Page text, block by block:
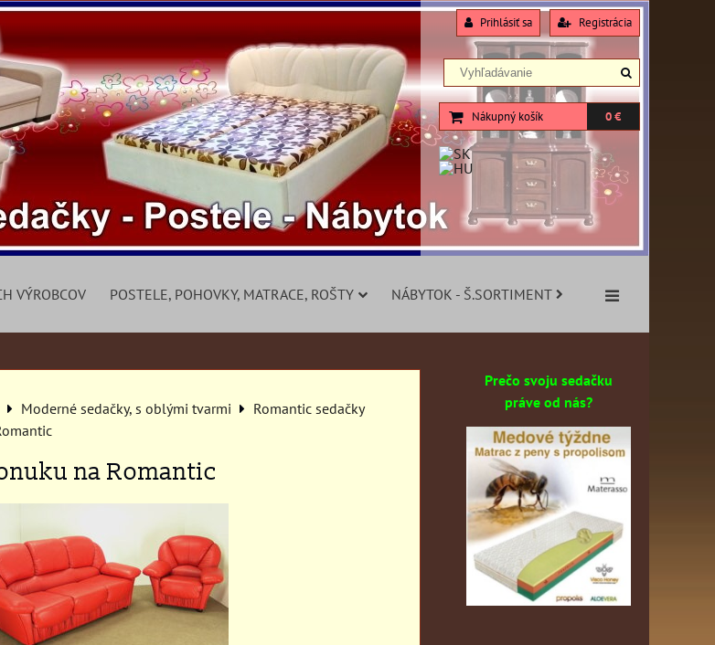
Prihlásiť sa Registrácia
Nákupný košík 0 €
VÝROBCOV POSTELE, POHOVKY, MATRACE, ROŠTY NÁBYTOK - Š.SORTIMENT
Moderné sedačky, s oblými tvarmi
Romantic sedačky
na Romantic
Prečo svoju sedačku
práve od nás?